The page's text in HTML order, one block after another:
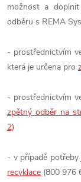
možnost a
odběru s REMA
- prostřednictvím
která je určena pro
- prostřednictvím
zpětný odběr na
2)
- v případě
recyklace (800 976